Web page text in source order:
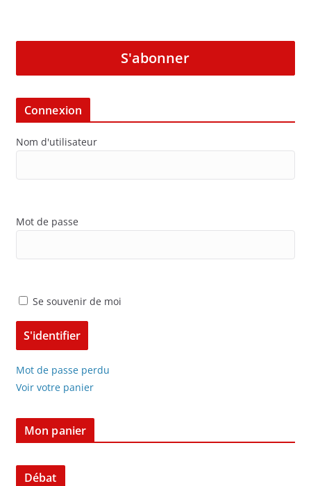
S'abonner
Connexion
Nom d'utilisateur
Mot de passe
Se souvenir de moi
Mot de passe perdu
Voir votre panier
Mon panier
Débat